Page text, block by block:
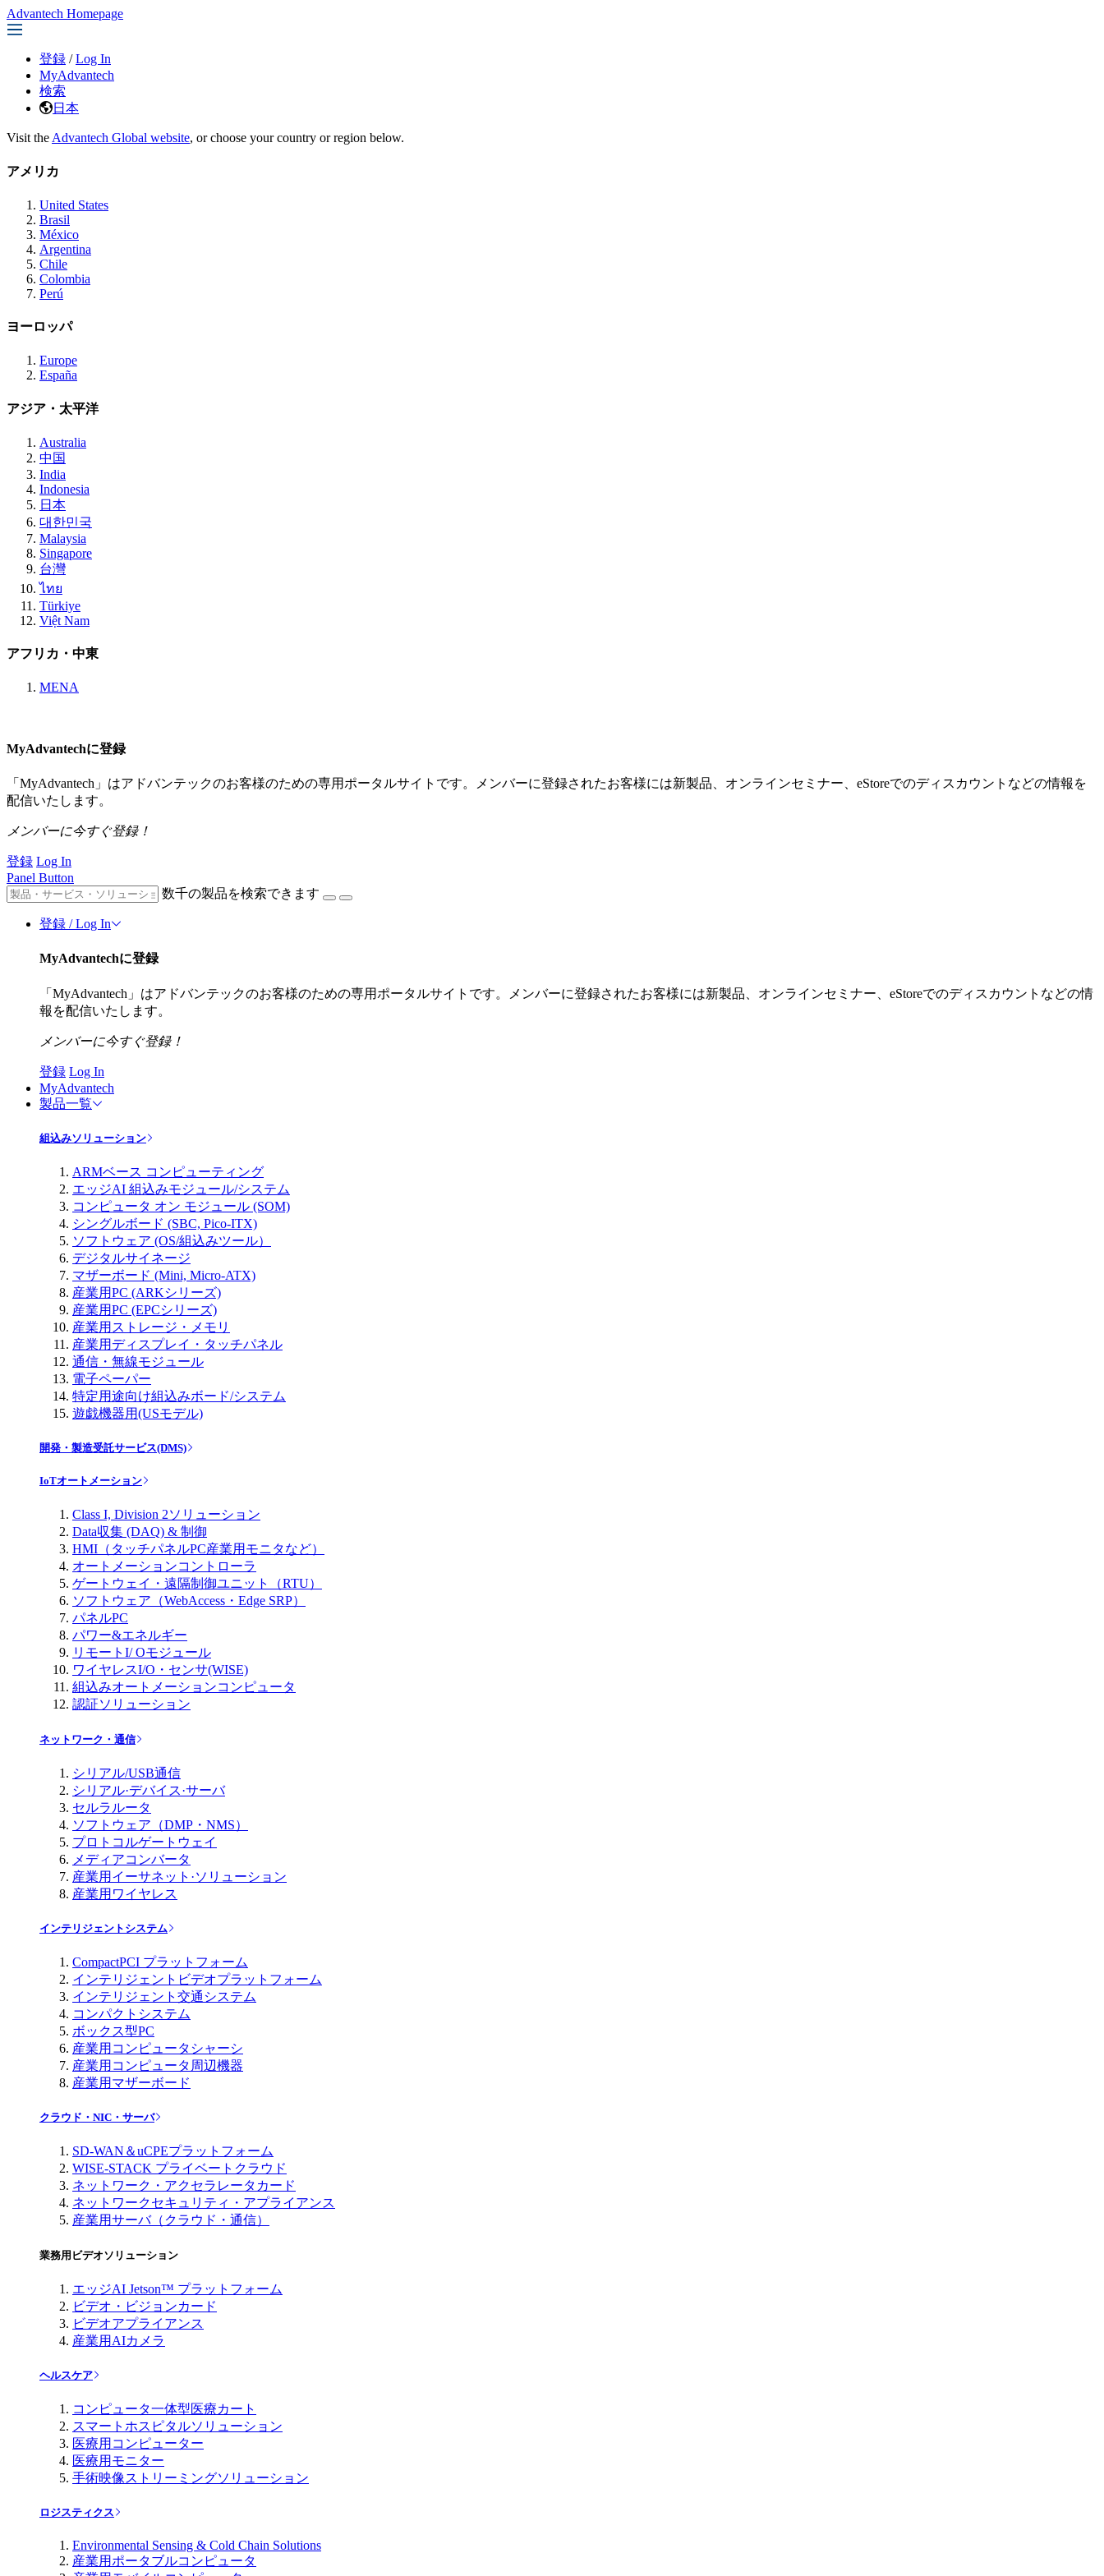
Advantech Homepage
登録 / Log In
MyAdvantech
検索
日本
Visit the Advantech Global website, or choose your country or region below.
アメリカ
United States
Brasil
México
Argentina
Chile
Colombia
Perú
ヨーロッパ
Europe
España
アジア・太平洋
Australia
中国
India
Indonesia
日本
대한민국
Malaysia
Singapore
台灣
ไทย
Türkiye
Việt Nam
アフリカ・中東
MENA
MyAdvantechに登録
「MyAdvantech」はアドバンテックのお客様のための専用ポータルサイトです。メンバーに登録されたお客様には新製品、オンラインセミナー、eStoreでのディスカウントなどの情報を
配信いたします。
メンバーに今すぐ登録！
登録 Log In
Panel Button
数千の製品を検索できます
登録 / Log In
MyAdvantechに登録
「MyAdvantech」はアドバンテックのお客様のための専用ポータルサイトです。メンバーに登録されたお客様には新製品、オンラインセミナー、eStoreでのディスカウントなどの情
報を配信いたします。
メンバーに今すぐ登録！
登録 Log In
MyAdvantech
製品一覧
組込みソリューション
ARMベース コンピューティング
エッジAI 組込みモジュール/システム
コンピュータ オン モジュール (SOM)
シングルボード (SBC, Pico-ITX)
ソフトウェア (OS/組込みツール）
デジタルサイネージ
マザーボード (Mini, Micro-ATX)
産業用PC (ARKシリーズ)
産業用PC (EPCシリーズ)
産業用ストレージ・メモリ
産業用ディスプレイ・タッチパネル
通信・無線モジュール
電子ペーパー
特定用途向け組込みボード/システム
遊戯機器用(USモデル)
開発・製造受託サービス(DMS)
IoTオートメーション
Class I, Division 2ソリューション
Data収集 (DAQ) & 制御
HMI（タッチパネルPC産業用モニタなど）
オートメーションコントローラ
ゲートウェイ・遠隔制御ユニット（RTU）
ソフトウェア（WebAccess・Edge SRP）
パネルPC
パワー&エネルギー
リモートI/ Oモジュール
ワイヤレスI/O・センサ(WISE)
組込みオートメーションコンピュータ
認証ソリューション
ネットワーク・通信
シリアル/USB通信
シリアル·デバイス·サーバ
セルラルータ
ソフトウェア（DMP・NMS）
プロトコルゲートウェイ
メディアコンバータ
産業用イーサネット·ソリューション
産業用ワイヤレス
インテリジェントシステム
CompactPCI プラットフォーム
インテリジェントビデオプラットフォーム
インテリジェント交通システム
コンパクトシステム
ボックス型PC
産業用コンピュータシャーシ
産業用コンピュータ周辺機器
産業用マザーボード
クラウド・NIC・サーバ
SD-WAN＆uCPEプラットフォーム
WISE-STACK プライベートクラウド
ネットワーク・アクセラレータカード
ネットワークセキュリティ・アプライアンス
産業用サーバ（クラウド・通信）
業務用ビデオソリューション
エッジAI Jetson™ プラットフォーム
ビデオ・ビジョンカード
ビデオアプライアンス
産業用AIカメラ
ヘルスケア
コンピュータ一体型医療カート
スマートホスピタルソリューション
医療用コンピューター
医療用モニター
手術映像ストリーミングソリューション
ロジスティクス
Environmental Sensing & Cold Chain Solutions
産業用ポータブルコンピュータ